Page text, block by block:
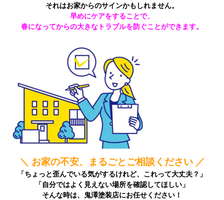
それはお家からのサインかもしれません。
早めにケアをすることで、
春になってからの大きなトラブルを防ぐことができます。
＼ お家の不安、まるごとご相談ください ／
「ちょっと歪んでいる気がするけれど、これって大丈夫？」
「自分ではよく見えない場所を確認してほしい」
そんな時は、鬼澤塗装店にお任せください！